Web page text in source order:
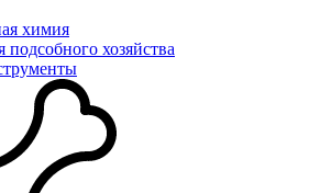
химия
подсобного хозяйства